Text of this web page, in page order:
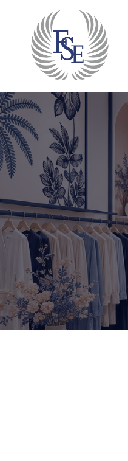
content